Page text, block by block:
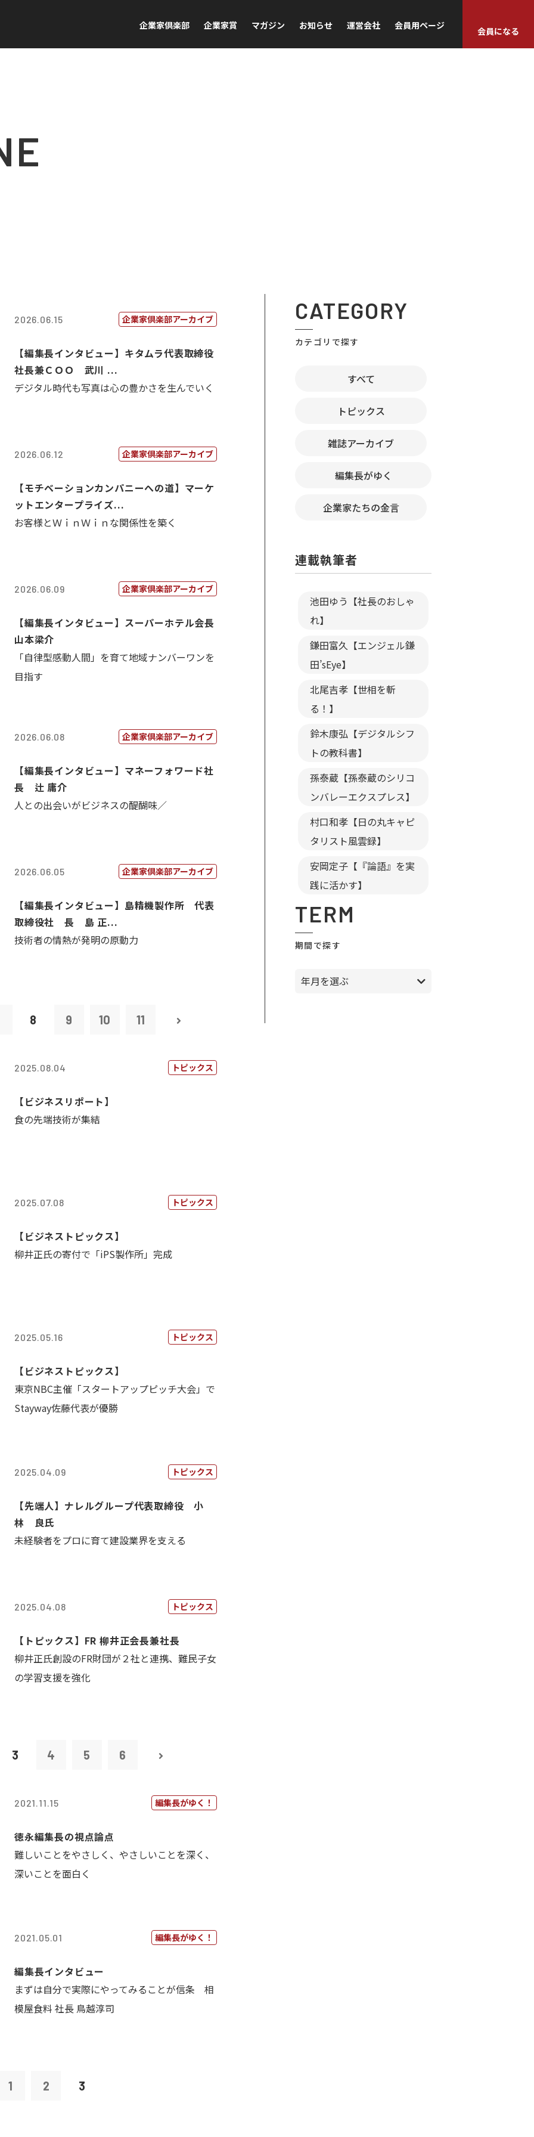
企業家倶楽部 企業家賞 マガジン お知らせ 運営会社 会員用ページ
会員になる
2026.06.15 企業家倶楽部アーカイブ
【編集長インタビュー】キタムラ代表取締役
社長兼ＣＯＯ 武川 ...
デジタル時代も写真は心の豊かさを生んでいく
2026.06.12 企業家倶楽部アーカイブ
【モチベーションカンパニーへの道】マーケ
ットエンタープライズ...
お客様とＷｉｎＷｉｎな関係性を築く
2026.06.09 企業家倶楽部アーカイブ
【編集長インタビュー】スーパーホテル会長
山本梁介
「自律型感動人間」を育て地域ナンバーワンを
目指す
2026.06.08 企業家倶楽部アーカイブ
【編集長インタビュー】マネーフォワード社
長 辻 庸介
人との出会いがビジネスの醍醐味／
2026.06.05 企業家倶楽部アーカイブ
【編集長インタビュー】島精機製作所 代表
取締役社 長 島 正...
技術者の情熱が発明の原動力
8 9 10 11
2025.08.04 トピックス
【ビジネスリポート】
食の先端技術が集結
2025.07.08 トピックス
【ビジネストピックス】
柳井正氏の寄付で「iPS製作所」完成
2025.05.16 トピックス
【ビジネストピックス】
東京NBC主催「スタートアップピッチ大会」で
Stayway佐藤代表が優勝
2025.04.09 トピックス
【先端人】ナレルグループ代表取締役 小
林 良氏
未経験者をプロに育て建設業界を支える
2025.04.08 トピックス
【トピックス】FR 柳井正会長兼社長
柳井正氏創設のFR財団が２社と連携、難民子女
の学習支援を強化
3 4 5 6
2021.11.15 編集長がゆく！
徳永編集長の視点論点
難しいことをやさしく、やさしいことを深く、
深いことを面白く
2021.05.01 編集長がゆく！
編集長インタビュー
まずは自分で実際にやってみることが信条 相
模屋食料 社長 鳥越淳司
1 2 3
CATEGORY
カテゴリで探す
すべて
トピックス
雑誌アーカイブ
編集長がゆく
企業家たちの金言
連載執筆者
池田ゆう【社長のおしゃ
れ】
鎌田富久【エンジェル鎌
田’sEye】
北尾吉孝【世相を斬
る！】
鈴木康弘【デジタルシフ
トの教科書】
孫泰蔵【孫泰蔵のシリコ
ンバレーエクスプレス】
村口和孝【日の丸キャピ
タリスト風雲録】
安岡定子【『論語』を実
践に活かす】
TERM
期間で探す
年月を選ぶ